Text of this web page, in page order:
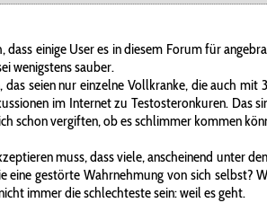
dass einige User es in diesem Forum für
wenigstens sauber.
das seien nur einzelne Vollkranke, die auch
im Internet zu Testosteronkuren. Das
schon vergiften, ob es schlimmer kommen
muss, dass viele, anscheinend unter
eine gestörte Wahrnehmung von sich selbst?
immer die schlechteste sein: weil es geht.